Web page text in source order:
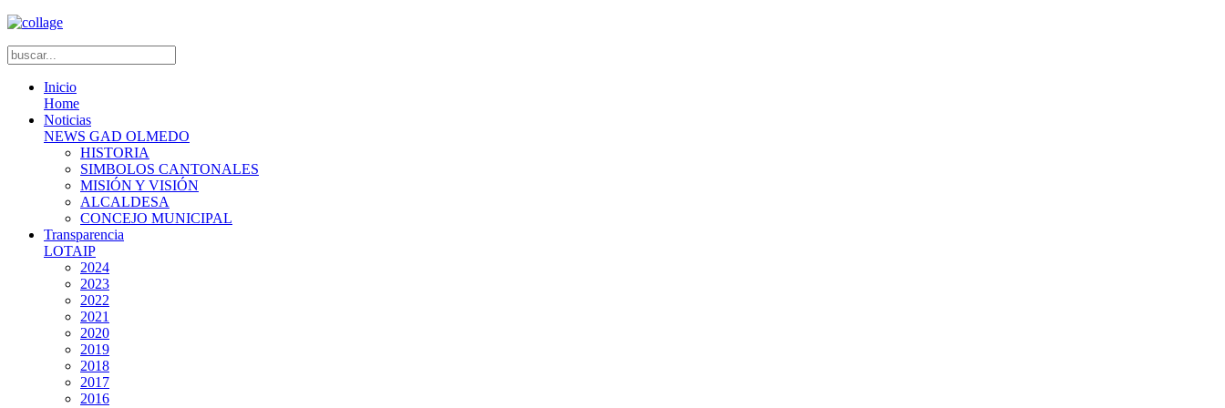
Inicio
Home
Noticias
NEWS GAD OLMEDO
HISTORIA
SIMBOLOS CANTONALES
MISIÓN Y VISIÓN
ALCALDESA
CONCEJO MUNICIPAL
Transparencia
LOTAIP
2024
2023
2022
2021
2020
2019
2018
2017
2016